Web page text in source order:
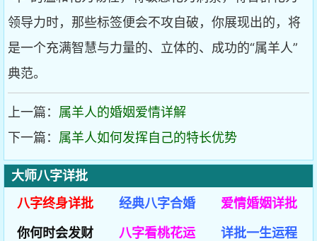
领导力时，那些标签便会不攻自破，你展现出的，将
是一个充满智慧与力量的、立体的、成功的“属羊人”
典范。
上一篇： 属羊人的婚姻爱情详解
下一篇： 属羊人如何发挥自己的特长优势
大师八字详批
八字终身详批
经典八字合婚
爱情婚姻详批
你何时会发财
八字看桃花运
详批一生运程